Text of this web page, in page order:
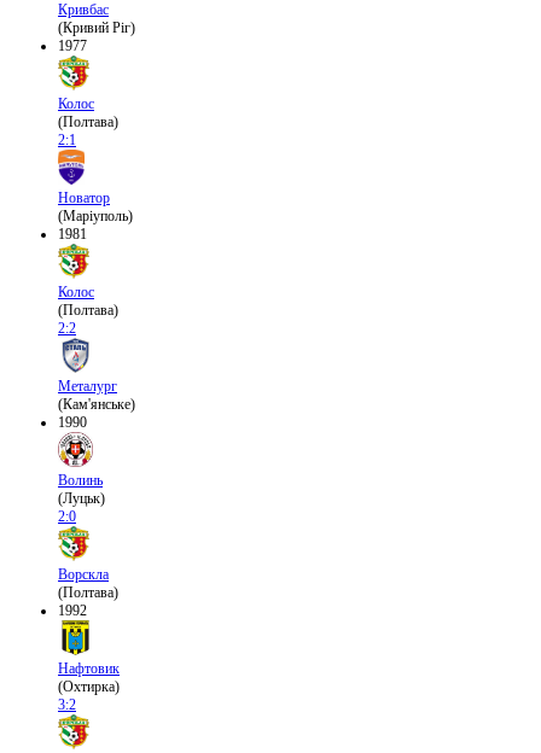
Кривбас
(Кривий Ріг)
1977
Колос
(Полтава)
2:1
Новатор
(Маріуполь)
1981
Колос
(Полтава)
2:2
Металург
(Кам'янське)
1990
Волинь
(Луцьк)
2:0
Ворскла
(Полтава)
1992
Нафтовик
(Охтирка)
3:2